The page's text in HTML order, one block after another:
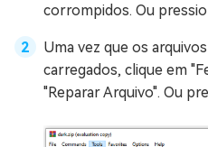
corrompidos. Ou
Uma vez que os
carregados, clique em
"Reparar Arquivo". Ou